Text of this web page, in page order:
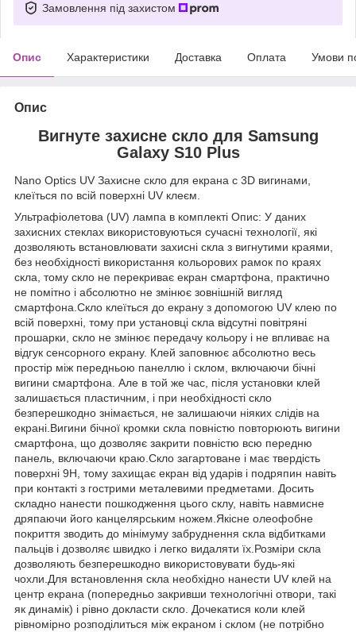
Замовлення під захистом
Опис Характеристики Доставка Оплата Умови
Опис
Вигнуте захисне скло для Samsung
Galaxy S10 Plus
Nano Optics UV Захисне скло для екрана с 3D вигинами,
клеїться по всій поверхні UV клеєм.
Ультрафіолетова (UV) лампа в комплекті Опис: У даних
захисних стеклах використовуються сучасні технології, які
дозволяють встановлювати захисні скла з вигнутими краями,
без необхідності використання кольорових рамок по краях
скла, тому скло не перекриває екран смартфона, практично
не помітно і абсолютно не змінює зовнішній вигляд
смартфона.Скло клеїться до екрану з допомогою UV клею по
всій поверхні, тому при установці скла відсутні повітряні
прошарки, скло не змінює передачу кольору і не впливає на
відгук сенсорного екрану. Клей заповнює абсолютно весь
простір між передньою панеллю і склом, включаючи бічні
вигини смартфона. Але в той же час, після установки клей
залишається пластичним, і при необхідності скло
безперешкодно знімається, не залишаючи ніяких слідів на
екрані.Вигини бічної кромки скла повністю повторюють вигини
смартфона, що дозволяє закрити повністю всю передню
панель, включаючи краю.Скло загартоване і має твердість
поверхні 9Н, тому захищає екран від ударів і подряпин навіть
при контакті з гострими металевими предметами. Досить
складно нанести пошкодження цього склу, навіть навмисне
дряпаючи його канцелярським ножем.Якісне олеофобне
покриття зводить до мінімуму забруднення скла відбитками
пальців і дозволяє швидко і легко видаляти їх.Розміри скла
дозволяють безперешкодно використовувати будь-які
чохли.Для встановлення скла необхідно нанести UV клей на
центр екрана (попередньо закривши технологічні отвори, такі
як динамік) і рівно докласти скло. Дочекатися коли клей
рівномірно розподілиться між екраном і склом (не потрібно